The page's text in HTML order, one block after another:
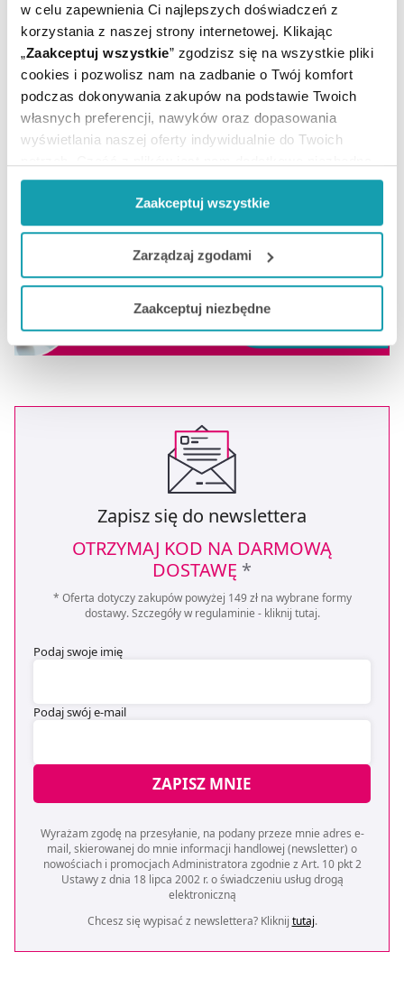
w celu zapewnienia Ci najlepszych doświadczeń z
korzystania z naszej strony internetowej. Klikając
„Zaakceptuj wszystkie” zgodzisz się na wszystkie pliki
cookies i pozwolisz nam na zadbanie o Twój komfort
podczas dokonywania zakupów na podstawie Twoich
własnych preferencji, nawyków oraz dopasowania
wyświetlania naszej oferty indywidualnie do Twoich
do prawidłowego działania Portalu oraz jego
funkcjonalności. W zależności od funkcji, dane o tym jak
korzystasz z naszej witryny będą również przekazywane
do naszych Partnerów marketingowych i analitycznych.
Jeżeli chcesz dostosować swoją zgodę i wybrać tylko
niektóre dodatkowe funkcje, z którymi wiąże się
zbieranie danych o Twojej aktywności dokonaj
preferowanych przez Ciebie wyborów i kliknij „Zarządzaj
będzie oznaczało, że nie wyrażasz zgody na
pozyskiwanie od Ciebie danych, które nie są niezbędne
dla funkcjonowania Strony. Będzie się to jednak wiązało
z brakiem dostępu do wszystkich funkcjonalności
Zaakceptuj wszystkie
Zarządzaj zgodami
Zaakceptuj niezbędne
MOŻE CI SIĘ PRZYDAĆ
Zapisz się do newslettera
OTRZYMAJ KOD NA DARMOWĄ
DOSTAWĘ *
* Oferta dotyczy zakupów powyżej 149 zł na wybrane formy
dostawy. Szczegóły w regulaminie - kliknij tutaj.
Podaj swoje imię
Podaj swój e-mail
ZAPISZ MNIE
Wyrażam zgodę na przesyłanie, na podany przeze mnie adres e-
mail, skierowanej do mnie informacji handlowej (newsletter) o
nowościach i promocjach Administratora zgodnie z Art. 10 pkt 2
Ustawy z dnia 18 lipca 2002 r. o świadczeniu usług drogą
elektroniczną
Chcesz się wypisać z newslettera? Kliknij tutaj.